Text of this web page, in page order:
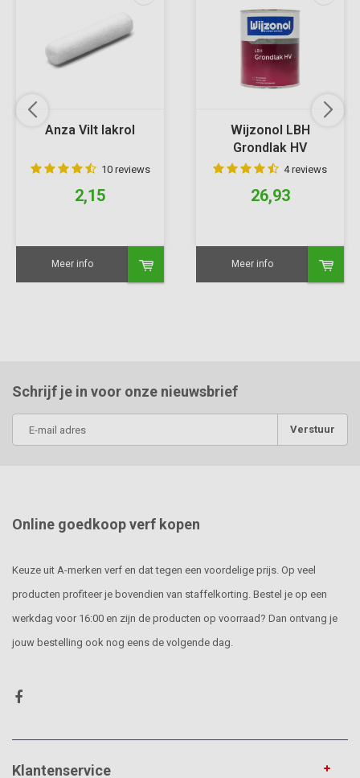
Anza Vilt lakrol
10 reviews
2,15
Meer info
Wijzonol LBH
Grondlak HV
4 reviews
26,93
Meer info
Schrijf je in voor onze nieuwsbrief
Verstuur
Online goedkoop verf kopen
Keuze uit A-merken verf en dat tegen een voordelige prijs. Op veel
producten profiteer je bovendien van staffelkorting. Bestel je op een
werkdag voor 16:00 en zijn de producten op voorraad? Dan ontvang je
jouw bestelling ook nog eens de volgende dag.
Klantenservice